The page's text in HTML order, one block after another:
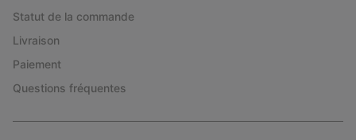
Statut de la commande
Livraison
Paiement
Questions fréquentes